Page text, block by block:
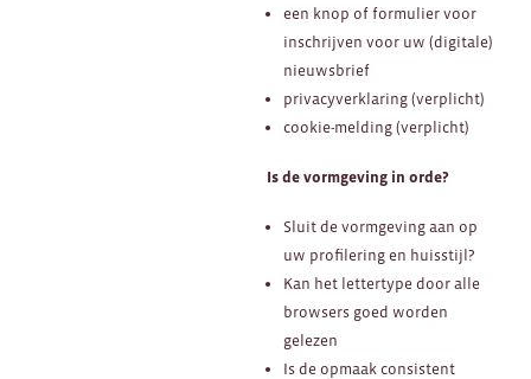
een knop of formulier voor
inschrijven voor uw (digitale)
nieuwsbrief
privacyverklaring (verplicht)
cookie-melding (verplicht)
Is de vormgeving in orde?
Sluit de vormgeving aan op
uw profilering en huisstijl?
Kan het lettertype door alle
browsers goed worden
gelezen
Is de opmaak consistent